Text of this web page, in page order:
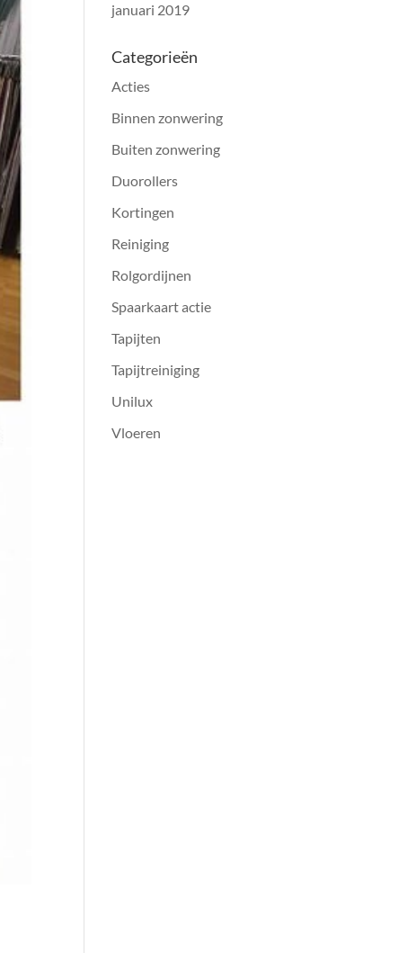
januari 2019
Categorieën
Acties
Binnen zonwering
Buiten zonwering
Duorollers
Kortingen
Reiniging
Rolgordijnen
Spaarkaart actie
Tapijten
Tapijtreiniging
Unilux
Vloeren